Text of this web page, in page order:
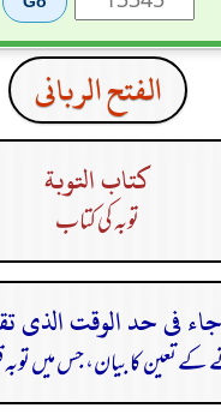
الفتح الربانی
كتاب التوبة
توبہ کی کتاب
تعین کا بیان، جس میں